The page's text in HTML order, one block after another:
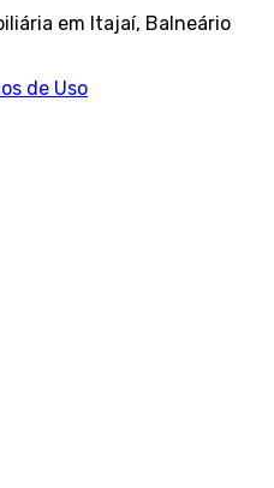
em Itajaí, Balneário
de Uso